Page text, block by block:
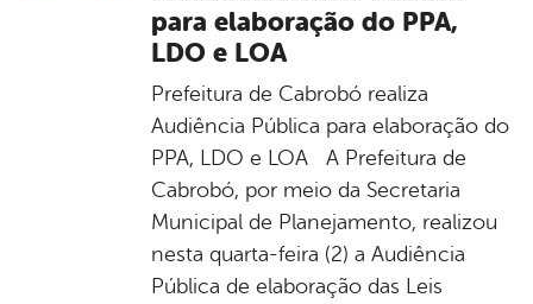
para elaboração do PPA,
LDO e LOA
Prefeitura de Cabrobó realiza
Audiência Pública para elaboração do
PPA, LDO e LOA A Prefeitura de
Cabrobó, por meio da Secretaria
Municipal de Planejamento, realizou
nesta quarta-feira (2) a Audiência
Pública de elaboração das Leis